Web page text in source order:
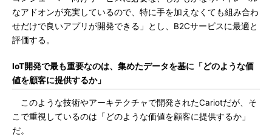
なアドオンが充実しているので、特に手を加えなくても組み合わ
せだけで良いアプリが開発できる」とし、B2Cサービスに最適と
評価する。
IoT開発で最も重要なのは、集めたデータを基に「どのような価
値を顧客に提供するか」
このような技術やアーキテクチャで開発されたCariotだが、そ
こで重視しているのは「どのような価値を顧客に提供するか」
だ。